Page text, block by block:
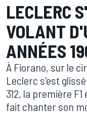
LECLERC
VOLANT
ANNÉES
À Fiorano, sur le
Leclerc s'est
312, la première
fait chanter son